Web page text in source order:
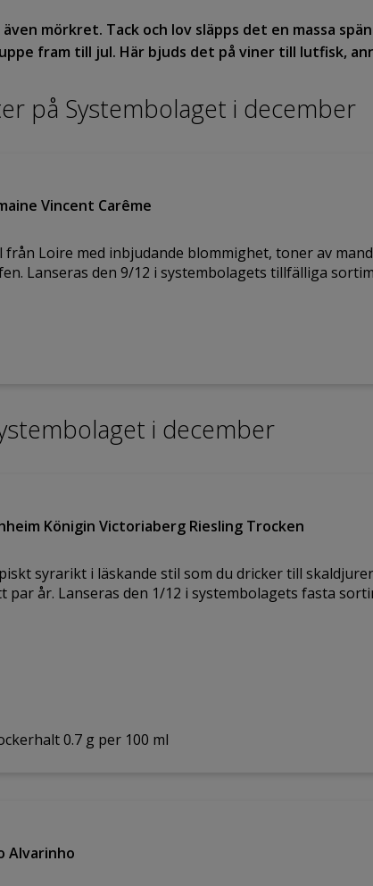
mörkret. Tack och lov släpps det en massa
fram till jul. Här bjuds det på viner till lutfisk,
på Systembolaget i december
Vincent Carême
Loire med inbjudande blommighet, toner av
Lanseras den 9/12 i systembolagets tillfälliga
i december
Königin Victoriaberg Riesling Trocken
syrarikt i läskande stil som du dricker till
par år. Lanseras den 1/12 i systembolagets fasta
0.7 g per 100 ml
Alvarinho